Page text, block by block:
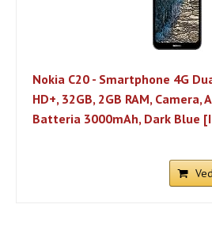
Nokia C20 - Smartphone 4G
HD+, 32GB, 2GB RAM, Camera,
Batteria 3000mAh, Dark Blue